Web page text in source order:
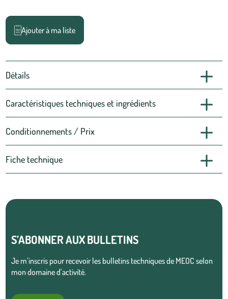
Ajouter à ma liste
Détails
Caractéristiques techniques et ingrédients
Conditionnements / Prix
Fiche technique
S’ABONNER AUX BULLETINS
Je m’inscris pour recevoir les bulletins techniques de MEOC selon
mon domaine d’activité.